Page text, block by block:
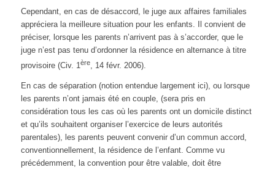
Cependant, en cas de désaccord, le juge aux affaires familiales
appréciera la meilleure situation pour les enfants. Il convient de
préciser, lorsque les parents n’arrivent pas à s’accorder, que le
juge n’est pas tenu d’ordonner la résidence en alternance à titre
provisoire (Civ. 1ère, 14 févr. 2006).
En cas de séparation (notion entendue largement ici), ou lorsque
les parents n’ont jamais été en couple, (sera pris en
considération tous les cas où les parents ont un domicile distinct
et qu’ils souhaitent organiser l’exercice de leurs autorités
parentales), les parents peuvent convenir d’un commun accord,
conventionnellement, la résidence de l’enfant. Comme vu
précédemment, la convention pour être valable, doit être